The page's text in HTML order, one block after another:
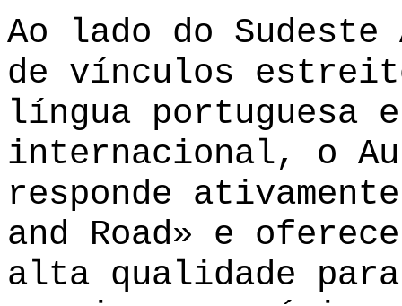
Ao lado do
de vínculos
língua portuguesa
internacional, o
responde
and Road» e
alta qualidade